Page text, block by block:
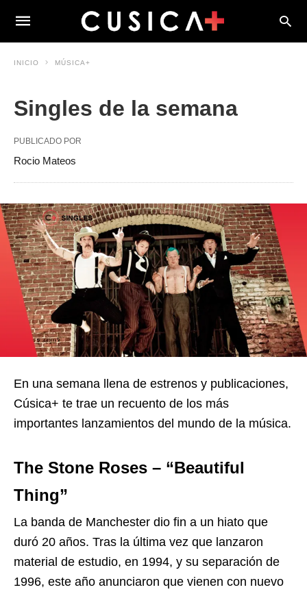
INICIO MÚSICA+
Singles de la semana
PUBLICADO POR
Rocio Mateos
En una semana llena de estrenos y publicaciones,
Cúsica+ te trae un recuento de los más
importantes lanzamientos del mundo de la música.
The Stone Roses – “Beautiful
Thing”
La banda de Manchester dio fin a un hiato que
duró 20 años. Tras la última vez que lanzaron
material de estudio, en 1994, y su separación de
1996, este año anunciaron que vienen con nuevo